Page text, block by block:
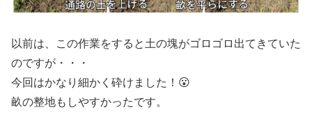
以前は、この作業をすると土の塊がゴロゴロ出てきていた
のですが・・・
今回はかなり細かく砕けました！😮
畝の整地もしやすかったです。